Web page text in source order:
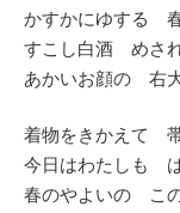
かすかにゆする
すこし白酒 めさ
あかいお顔の 右
着物をきかえて
今日はわたしも
春のやよいの こ